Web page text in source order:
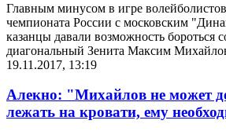
Главным минусом в игре
чемпионата России с московским
казанцы давали возможность бороться
диагональный Зенита Максим
19.11.2017, 13:19
Алекно: "Михайлов не может
лежать на кровати, ему